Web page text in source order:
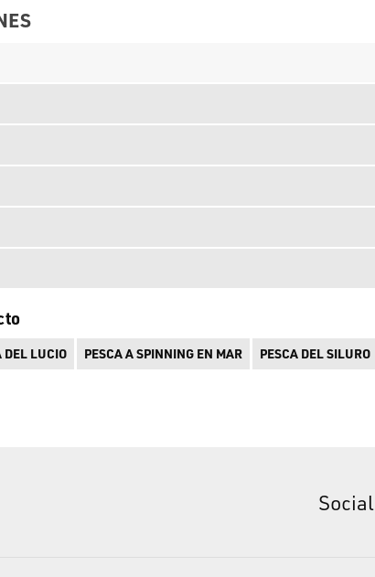
DEL LUCIO PESCA A SPINNING EN MAR PESCA DEL SILURO
Social